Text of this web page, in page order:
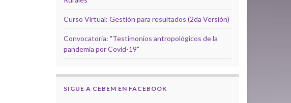
Curso Virtual: Gestión para resultados (2da Versión)
Convocatoria: "Testimonios antropológicos de la
pandemia por Covid-19"
SIGUE A CEBEM EN FACEBOOK